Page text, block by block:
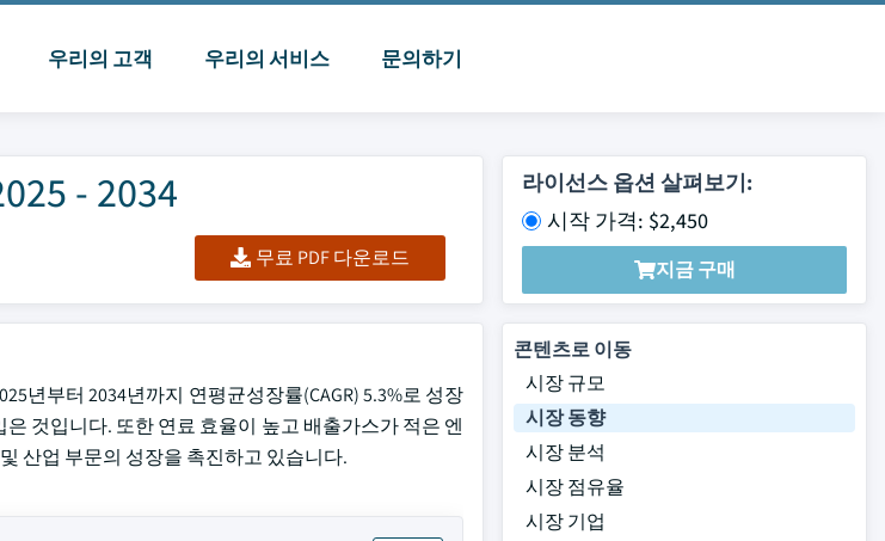
우리의 고객 우리의 서비스 문의하기
- 2034
무료 PDF 다운로드
라이선스 옵션 살펴보기:
시작 가격: $2,450
지금 구매
년부터 2034년까지 연평균성장률(CAGR) 5.3%로 성장
것입니다. 또한 연료 효율이 높고 배출가스가 적은 엔
산업 부문의 성장을 촉진하고 있습니다.
콘텐츠로 이동
시장 규모
시장 동향
시장 분석
시장 점유율
시장 기업